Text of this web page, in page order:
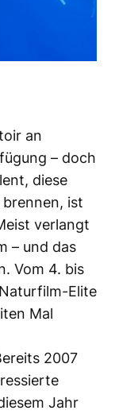
an
– doch
diese
ist
verlangt
– und das
Vom 4. bis
Elite
Mal
2007
Jahr